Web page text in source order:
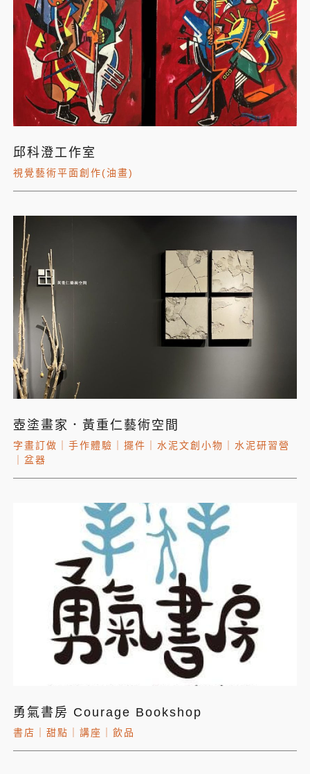
邱科澄工作室
視覺藝術平面創作(油畫)
壺塗畫家．黃重仁藝術空間
字畫訂做 手作體驗 擺件 水泥文創小物
水泥研習營
盆器
勇氣書房 Courage Bookshop
書店 甜點 講座 飲品